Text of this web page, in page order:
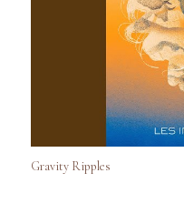
Gravity Ripples